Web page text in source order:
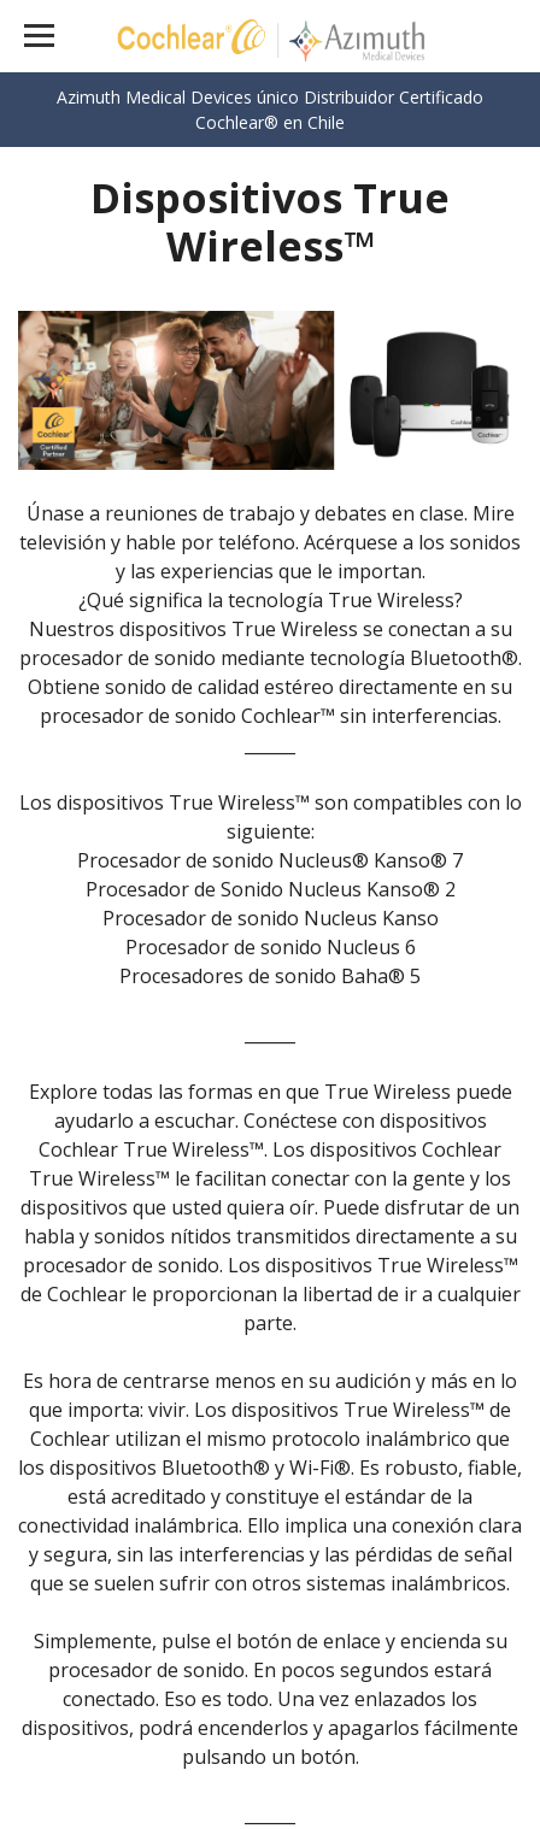
Azimuth Medical Devices único Distribuidor Certificado
Cochlear® en Chile
Dispositivos True
Wireless™
Únase a reuniones de trabajo y debates en clase. Mire
televisión y hable por teléfono. Acérquese a los sonidos
y las experiencias que le importan.
¿Qué significa la tecnología True Wireless?
Nuestros dispositivos True Wireless se conectan a su
procesador de sonido mediante tecnología Bluetooth®.
Obtiene sonido de calidad estéreo directamente en su
procesador de sonido Cochlear™ sin interferencias.
Los dispositivos True Wireless™ son compatibles con lo
siguiente:
Procesador de sonido Nucleus® Kanso® 7
Procesador de Sonido Nucleus Kanso® 2
Procesador de sonido Nucleus Kanso
Procesador de sonido Nucleus 6
Procesadores de sonido Baha® 5
Explore todas las formas en que True Wireless puede
ayudarlo a escuchar. Conéctese con dispositivos
Cochlear True Wireless™. Los dispositivos Cochlear
True Wireless™ le facilitan conectar con la gente y los
dispositivos que usted quiera oír. Puede disfrutar de un
habla y sonidos nítidos transmitidos directamente a su
procesador de sonido. Los dispositivos True Wireless™
de Cochlear le proporcionan la libertad de ir a cualquier
parte.
Es hora de centrarse menos en su audición y más en lo
que importa: vivir. Los dispositivos True Wireless™ de
Cochlear utilizan el mismo protocolo inalámbrico que
los dispositivos Bluetooth® y Wi-Fi®. Es robusto, fiable,
está acreditado y constituye el estándar de la
conectividad inalámbrica. Ello implica una conexión clara
y segura, sin las interferencias y las pérdidas de señal
que se suelen sufrir con otros sistemas inalámbricos.
Simplemente, pulse el botón de enlace y encienda su
procesador de sonido. En pocos segundos estará
conectado. Eso es todo. Una vez enlazados los
dispositivos, podrá encenderlos y apagarlos fácilmente
pulsando un botón.